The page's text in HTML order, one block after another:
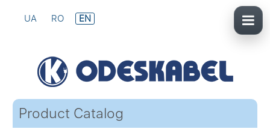
UA RO EN
Product Catalog